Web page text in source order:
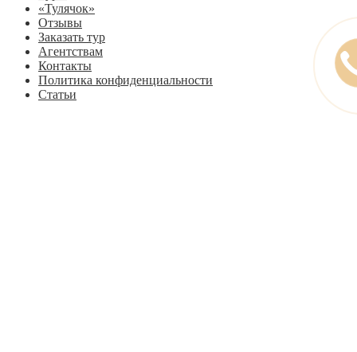
«Тулячок»
Отзывы
Заказать тур
Агентствам
Контакты
Политика конфиденциальности
Статьи